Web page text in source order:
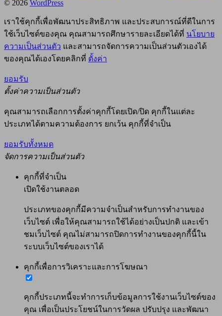
© 2026 WordPress
เราใช้คุกกี้เพื่อพัฒนาประสิทธิภาพ และประสบการณ์ที่ดีในการ
ใช้เว็บไซต์ของคุณ คุณสามารถศึกษารายละเอียดได้ที่ นโยบาย
ความเป็นส่วนตัว และสามารถจัดการความเป็นส่วนตัวเองได้
ของคุณได้เองโดยคลิกที่ ตั้งค่า
ยอมรับ
ตั้งค่าความเป็นส่วนตัว
คุณสามารถเลือกการตั้งค่าคุกกี้โดยเปิด/ปิด คุกกี้ในแต่ละ
ประเภทได้ตามความต้องการ ยกเว้น คุกกี้ที่จำเป็น
ยอมรับทั้งหมด
จัดการความเป็นส่วนตัว
คุกกี้ที่จำเป็น
เปิดใช้งานตลอด
ประเภทของคุกกี้มีความจำเป็นสำหรับการทำงานของ
เว็บไซต์ เพื่อให้คุณสามารถใช้ได้อย่างเป็นปกติ และเข้า
ชมเว็บไซต์ คุณไม่สามารถปิดการทำงานของคุกกี้นี้ใน
ระบบเว็บไซต์ของเราได้
คุกกี้เพื่อการวิเคราะและการโฆษณา
คุกกี้ประเภทนี้จะทำการเก็บข้อมูลการใช้งานเว็บไซต์ของ
คุณ เพื่อเป็นประโยชน์ในการวัดผล ปรับปรุง และพัฒนา